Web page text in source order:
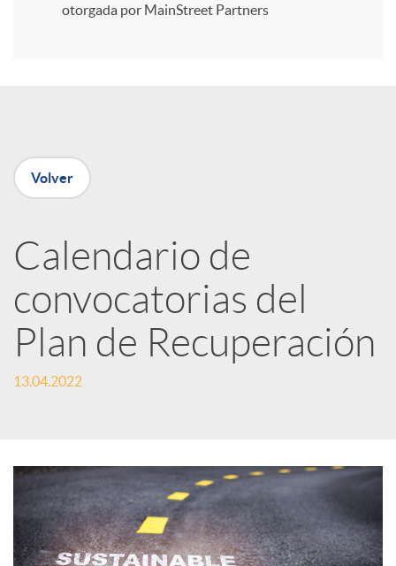
n
R
e
d
s
S
otorgada por MainStreet Partners
Volver
Calendario de
convocatorias del
Plan de Recuperación
13.04.2022